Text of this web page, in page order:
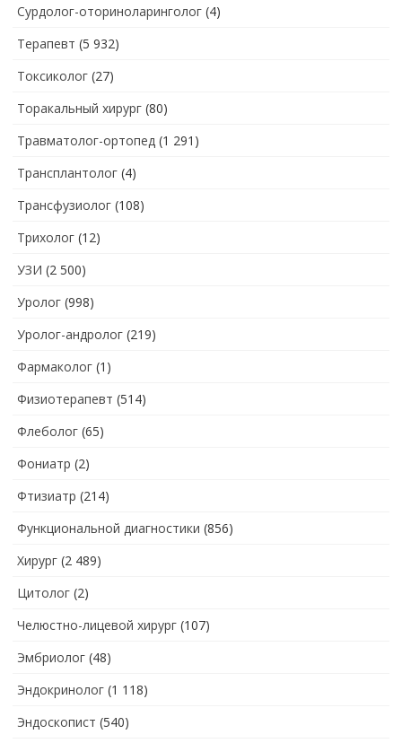
Сурдолог-оториноларинголог (4)
Терапевт (5 932)
Токсиколог (27)
Торакальный хирург (80)
Травматолог-ортопед (1 291)
Трансплантолог (4)
Трансфузиолог (108)
Трихолог (12)
УЗИ (2 500)
Уролог (998)
Уролог-андролог (219)
Фармаколог (1)
Физиотерапевт (514)
Флеболог (65)
Фониатр (2)
Фтизиатр (214)
Функциональной диагностики (856)
Хирург (2 489)
Цитолог (2)
Челюстно-лицевой хирург (107)
Эмбриолог (48)
Эндокринолог (1 118)
Эндоскопист (540)